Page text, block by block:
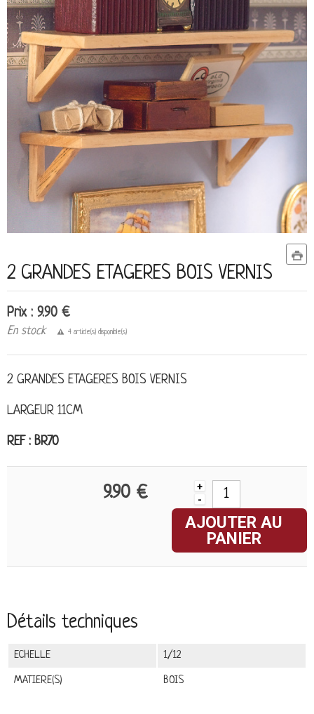
2 GRANDES ETAGERES BOIS VERNIS
Prix : 9.90 €
En stock 4 article(s) disponible(s)
2 GRANDES ETAGERES BOIS VERNIS
LARGEUR 11CM
REF : BR70
9.90 €
+
-
AJOUTER AU
PANIER
Détails techniques
ECHELLE 1/12
MATIERE(S) BOIS